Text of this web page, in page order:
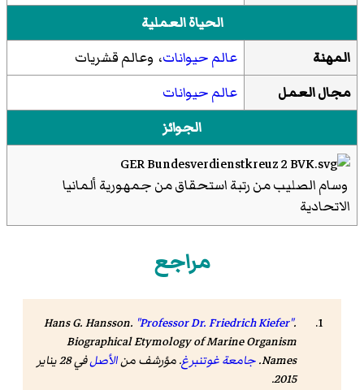
الحياة العملية
المهنة
عالم حيوانات، وعالم قشريات
مجال العمل
عالم حيوانات
الجوائز
وسام الصليب من رتبة استحقاق من جمهورية ألمانيا
الاتحادية
مراجع
Hans G. Hansson. "Professor Dr. Friedrich Kiefer".
Biographical Etymology of Marine Organism
Names
.جامعة غوتنبرغ. مؤرشف منالأصل
في 28 يناير
2015
.